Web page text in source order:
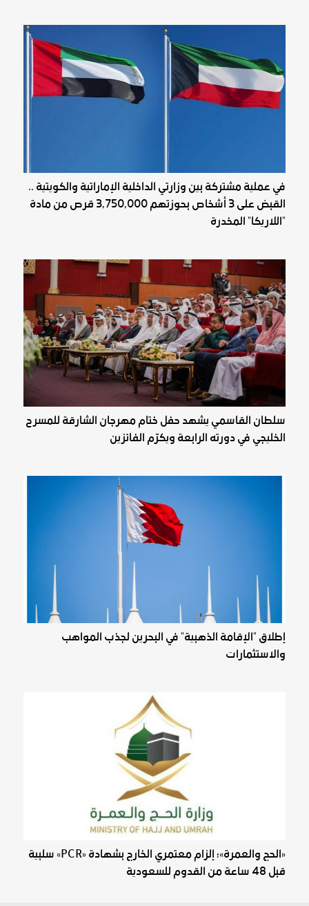
في عملية مشتركة بين وزارتي الداخلية الإماراتية والكويتية ..
القبض على 3 أشخاص بحوزتهم 3,750,000 قرص من مادة
"اللاريكا" المخدرة
سلطان القاسمي يشهد حفل ختام مهرجان الشارقة للمسرح
الخليجي في دورته الرابعة ويكرّم الفائزين
إطلاق "الإقامة الذهبية" في البحرين لجذب المواهب
والاستثمارات
«الحج والعمرة»: إلزام معتمري الخارج بشهادة «PCR» سلبية
قبل 48 ساعة من القدوم للسعودية